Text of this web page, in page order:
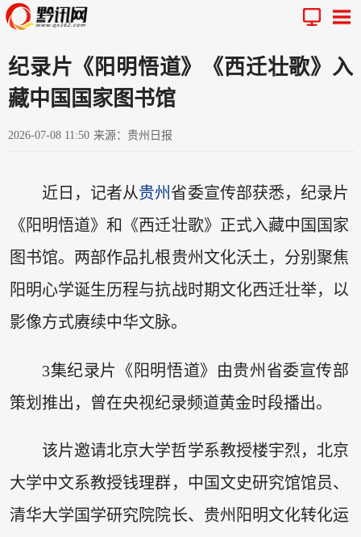
纪录片《阳明悟道》《西迁壮歌》入
藏中国国家图书馆
2026-07-08 11:50 来源：贵州日报
近日，记者从贵州 省委宣传部获悉，纪录片
《阳明悟道》和《西迁壮歌》正式入藏中国国家
图书馆。两部作品扎根贵州文化沃土，分别聚焦
阳明心学诞生历程与抗战时期文化西迁壮举，以
影像方式赓续中华文脉。
3集纪录片《阳明悟道》由贵州省委宣传部
策划推出，曾在央视纪录频道黄金时段播出。
该片邀请北京大学哲学系教授楼宇烈，北京
大学中文系教授钱理群，中国文史研究馆馆员、
清华大学国学研究院院长、贵州阳明文化转化运